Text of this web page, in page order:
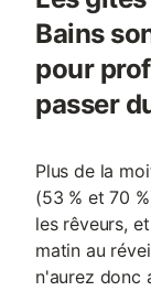
Bains
pour
passer
Plus de la
(53 % et 70
les rêveurs,
matin au
n'aurez donc